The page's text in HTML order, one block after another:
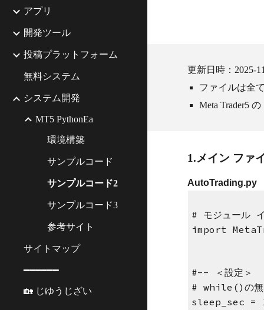
アプリ
開発ツール
投稿プラットフォーム
無料システム
システム開発
MT5 PythonEa
環境構築
サンプルコード
サンプルコード2
サンプルコード3
参考サイト
サイトマップ
━━━━━━
🏡 じゆうじざい
更新日時：2025-
ファイルは全
Meta Trader5
1.メイン ファ
AutoTrading.py
# モジュール
import
#-- ＜設定＞
# while()の無
sleep_sec =